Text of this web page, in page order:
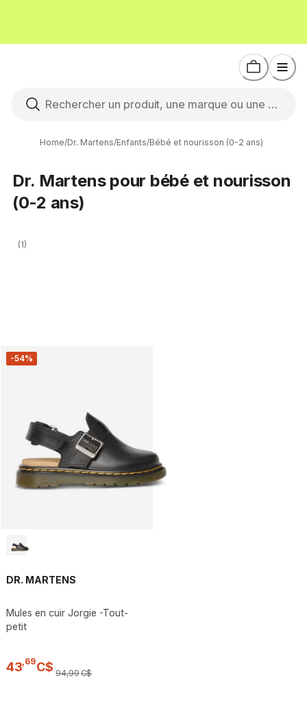
Home/Dr. Martens/Enfants/Bébé et nourisson (0-2 ans)
Dr. Martens pour bébé et nourisson
(0-2 ans)
(1)
-54%
DR. MARTENS
Mules en cuir Jorgie -Tout-
petit
43 69C$ 94,99C$